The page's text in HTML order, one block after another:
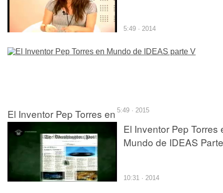
5:49 · 2014
El Inventor Pep Torres en
Mundo de IDEAS parte V
5:49 · 2015
El Inventor Pep Torres
Mundo de IDEAS
10:31 · 2014